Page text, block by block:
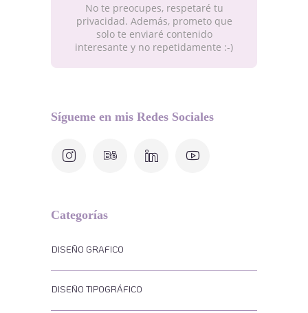
No te preocupes, respetaré tu
privacidad. Además, prometo que
solo te enviaré contenido
interesante y no repetidamente :-)
Sígueme en mis Redes Sociales
Categorías
DISEÑO GRAFICO
DISEÑO TIPOGRÁFICO